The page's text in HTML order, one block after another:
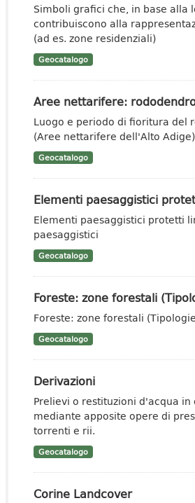
Simboli grafici che, in base alla
contribuiscono alla
(ad es. zone residenziali)
Geocatalogo
Aree nettarifere:
Luogo e periodo di fioritura del
(Aree nettarifere dell'Alto Adige)
Geocatalogo
Elementi paesaggistici
Elementi paesaggistici protetti
paesaggistici
Geocatalogo
Foreste: zone forestali
Foreste: zone forestali
Geocatalogo
Derivazioni
Prelievi o restituzioni d'acqua in
mediante apposite opere di
torrenti e rii.
Geocatalogo
Corine Landcover